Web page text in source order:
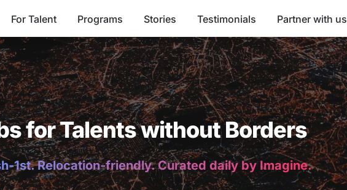
For Talent Programs Stories Testimonials Partner with us
for Talents without Borders
1st. Relocation-friendly. Curated daily by Imagine.